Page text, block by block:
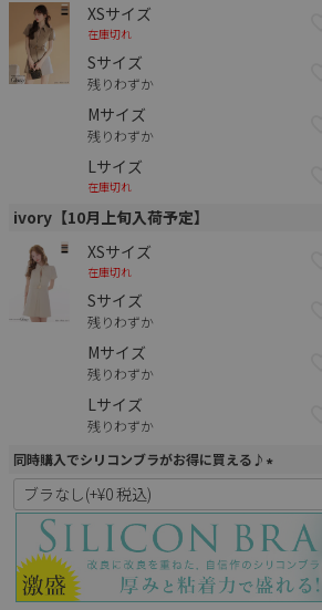
XSサイズ
在庫切れ
Sサイズ
残りわずか
Mサイズ
残りわずか
Lサイズ
在庫切れ
ivory【10月上旬入荷予定】
XSサイズ
在庫切れ
Sサイズ
残りわずか
Mサイズ
残りわずか
Lサイズ
残りわずか
同時購入でシリコンブラがお得に買える♪
(
須
)